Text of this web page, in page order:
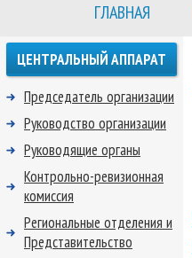
ГЛАВНАЯ
ЦЕНТРАЛЬНЫЙ АППАРАТ
Председатель организации
Руководство организации
Руководящие органы
Контрольно-ревизионная
комиссия
Региональные отделения и
Представительство